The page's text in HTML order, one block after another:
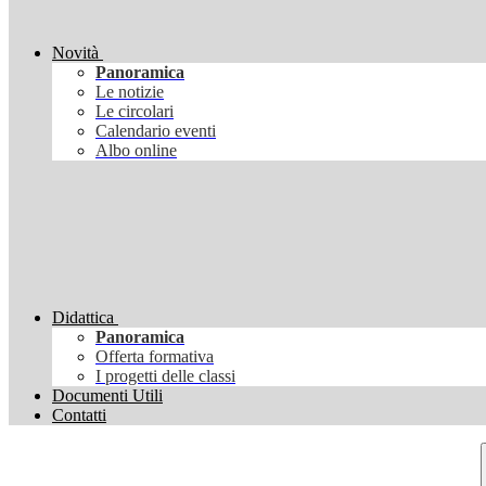
Novità
Panoramica
Le notizie
Le circolari
Calendario eventi
Albo online
Didattica
Panoramica
Offerta formativa
I progetti delle classi
Documenti Utili
Contatti